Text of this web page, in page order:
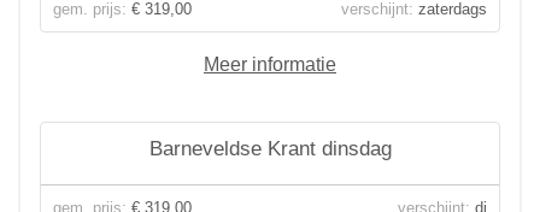
gem. prijs: € 319,00 verschijnt: zaterdags
Meer informatie
Barneveldse Krant dinsdag
gem. prijs: € 319,00 verschijnt: di